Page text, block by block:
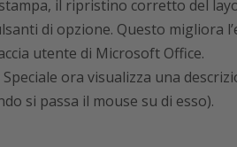
il ripristino corretto del
di opzione. Questo migliora
utente di Microsoft Office.
ora visualizza una
si passa il mouse su di esso).